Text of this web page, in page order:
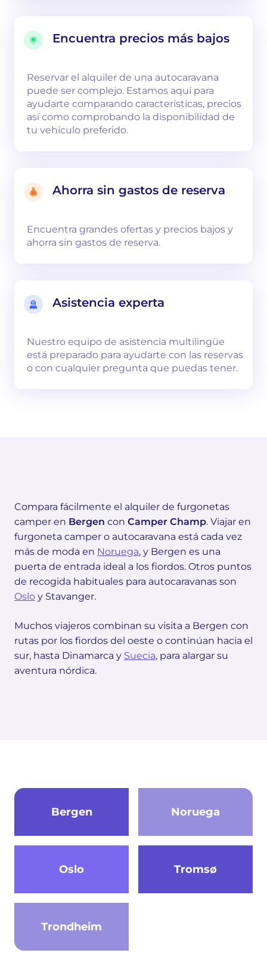
Encuentra precios más bajos
Reservar el alquiler de una autocaravana
puede ser complejo. Estamos aquí para
ayudarte comparando características, precios
así como comprobando la disponibilidad de
tu vehículo preferido.
Ahorra sin gastos de reserva
Encuentra grandes ofertas y precios bajos y
ahorra sin gastos de reserva.
Asistencia experta
Nuestro equipo de asistencia multilingüe
está preparado para ayudarte con las reservas
o con cualquier pregunta que puedas tener.
Compara fácilmente el alquiler de furgonetas
camper en Bergen con Camper Champ. Viajar en
furgoneta camper o autocaravana está cada vez
más de moda en Noruega, y Bergen es una
puerta de entrada ideal a los fiordos. Otros puntos
de recogida habituales para autocaravanas son
Oslo y Stavanger.
Muchos viajeros combinan su visita a Bergen con
rutas por los fiordos del oeste o continúan hacia el
sur, hasta Dinamarca y Suecia, para alargar su
aventura nórdica.
Bergen Noruega
Oslo Tromsø
Trondheim